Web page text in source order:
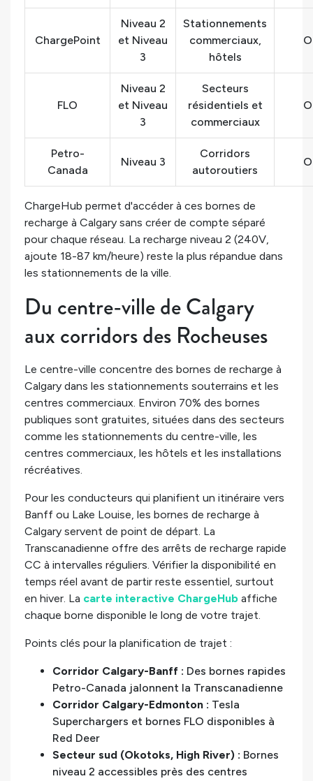
ChargePoint
Niveau 2
et Niveau
3
Stationnements
commerciaux,
hôtels
FLO
Niveau 2
et Niveau
3
Secteurs
résidentiels et
commerciaux
Petro-
Canada
Niveau 3
Corridors
autoroutiers
ChargeHub permet d'accéder à ces bornes de
recharge à Calgary sans créer de compte séparé
pour chaque réseau. La recharge niveau 2 (240V,
ajoute 18-87 km/heure) reste la plus répandue dans
les stationnements de la ville.
Du centre-ville de Calgary
aux corridors des Rocheuses
Le centre-ville concentre des bornes de recharge à
Calgary dans les stationnements souterrains et les
centres commerciaux. Environ 70% des bornes
publiques sont gratuites, situées dans des secteurs
comme les stationnements du centre-ville, les
centres commerciaux, les hôtels et les installations
récréatives.
Pour les conducteurs qui planifient un itinéraire vers
Banff ou Lake Louise, les bornes de recharge à
Calgary servent de point de départ. La
Transcanadienne offre des arrêts de recharge rapide
CC à intervalles réguliers. Vérifier la disponibilité en
temps réel avant de partir reste essentiel, surtout
en hiver. La carte interactive ChargeHub affiche
chaque borne disponible le long de votre trajet.
Points clés pour la planification de trajet :
Corridor Calgary-Banff : Des bornes rapides
Petro-Canada jalonnent la Transcanadienne
Corridor Calgary-Edmonton : Tesla
Superchargers et bornes FLO disponibles à
Red Deer
Secteur sud (Okotoks, High River) : Bornes
niveau 2 accessibles près des centres